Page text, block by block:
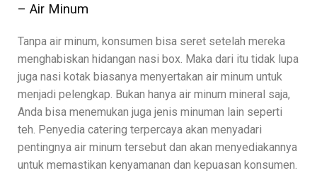
– Air Minum
Tanpa air minum, konsumen bisa seret setelah mereka
menghabiskan hidangan nasi box. Maka dari itu tidak lupa
juga nasi kotak biasanya menyertakan air minum untuk
menjadi pelengkap. Bukan hanya air minum mineral saja,
Anda bisa menemukan juga jenis minuman lain seperti
teh. Penyedia catering terpercaya akan menyadari
pentingnya air minum tersebut dan akan menyediakannya
untuk memastikan kenyamanan dan kepuasan konsumen.